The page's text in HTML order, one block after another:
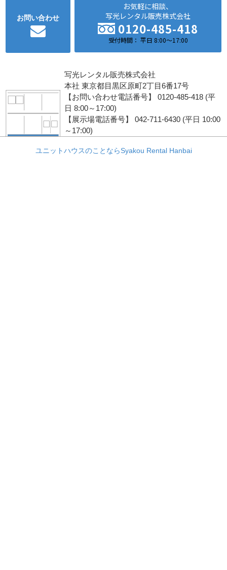
お問い合わせ
お気軽に相談、
写光レンタル販売株式会社
0120-485-418
受付時間： 平日 8:00～17:00
写光レンタル販売株式会社
本社 東京都目黒区原町2丁目6番17号
【お問い合わせ電話番号】 0120-485-418 (平
日 8:00～17:00)
【展示場電話番号】 042-711-6430 (平日 10:00
～17:00)
ユニットハウスのことならSyakou Rental Hanbai